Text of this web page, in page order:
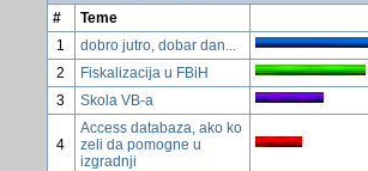
#
Teme
1
dobro jutro, dobar dan...
2
Fiskalizacija u FBiH
3
Skola VB-a
4
Access databaza, ako ko
zeli da pomogne u
izgradnji